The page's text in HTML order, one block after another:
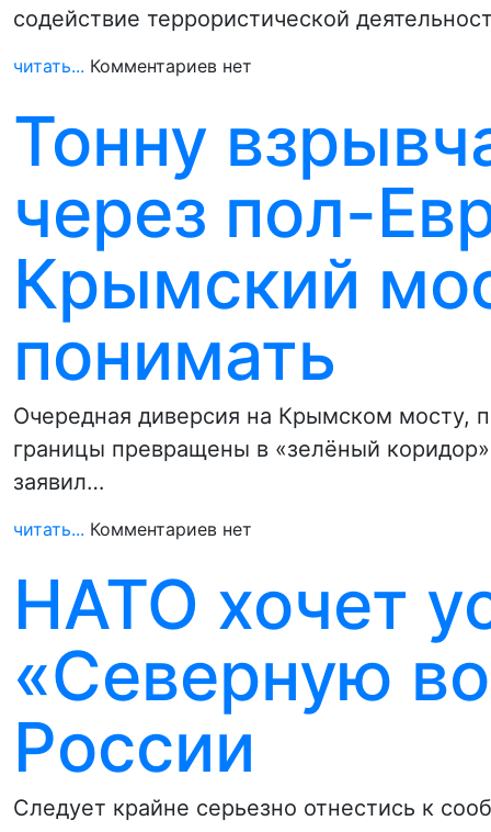
содействие террористической
читать... Комментариев нет
Тонну
через пол-
Крымский
понимать
Очередная диверсия на Крымском мосту,
границы превращены в «зелёный
заявил…
читать... Комментариев нет
НАТО хочет
«Северную
России
Следует крайне серьезно отнестись к